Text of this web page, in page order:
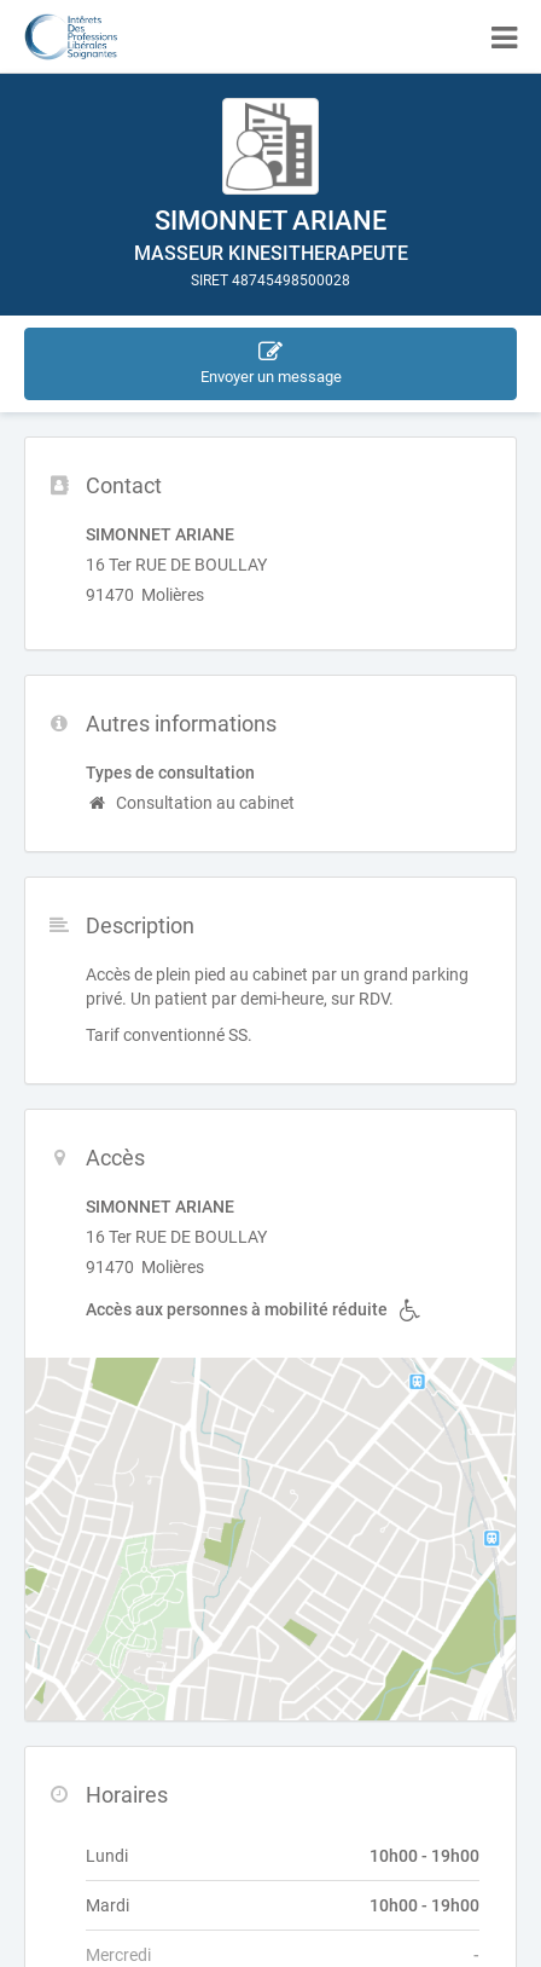
SIMONNET ARIANE
MASSEUR KINESITHERAPEUTE
SIRET 48745498500028
Envoyer un message
Contact
SIMONNET ARIANE
16 Ter RUE DE BOULLAY
91470 Molières
Autres informations
Types de consultation
Consultation au cabinet
Description
Accès de plein pied au cabinet par un grand parking
privé. Un patient par demi-heure, sur RDV.
Tarif conventionné SS.
Accès
SIMONNET ARIANE
16 Ter RUE DE BOULLAY
91470 Molières
Accès aux personnes à mobilité réduite
Horaires
Lundi 10h00 - 19h00
Mardi 10h00 - 19h00
Mercredi -